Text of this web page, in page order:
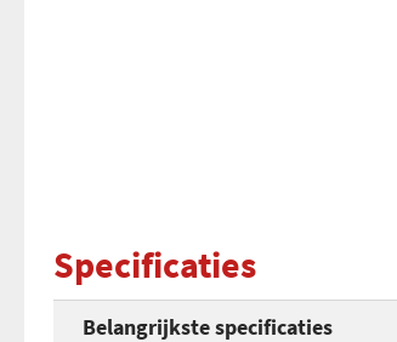
Specificaties
Belangrijkste specificaties